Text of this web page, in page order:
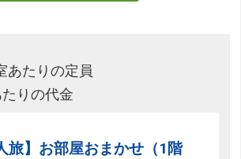
あたりの定員
りの代金
旅】お部屋おまかせ（1階